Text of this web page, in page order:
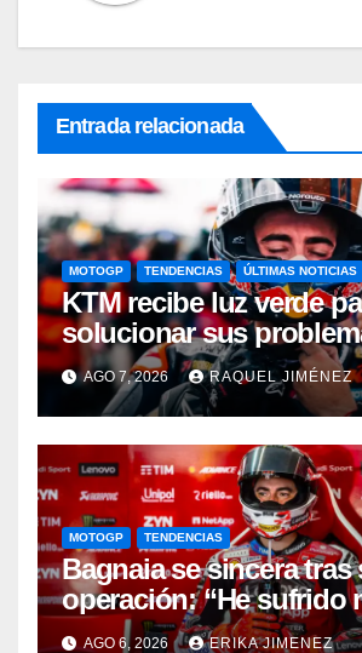
Entrada relacionada
MOTOGP TENDENCIAS ÚLTIMAS NOTICIAS
KTM recibe luz verde
solucionar sus
motor: una gran noticia
Pedro Acosta
AGO 7, 2026 RAQUEL JIMÉNEZ
MOTOGP TENDENCIAS
Bagnaia se sincera tras
operación: “He sufrido
durante el último año y
AGO 6, 2026 ERIKA JIMENEZ